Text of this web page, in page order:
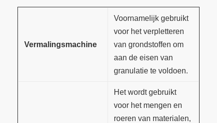
Vermalingsmachine
Voornamelijk gebruikt
voor het verpletteren
van grondstoffen om
aan de eisen van
granulatie te voldoen.
Het wordt gebruikt
voor het mengen en
roeren van materialen,